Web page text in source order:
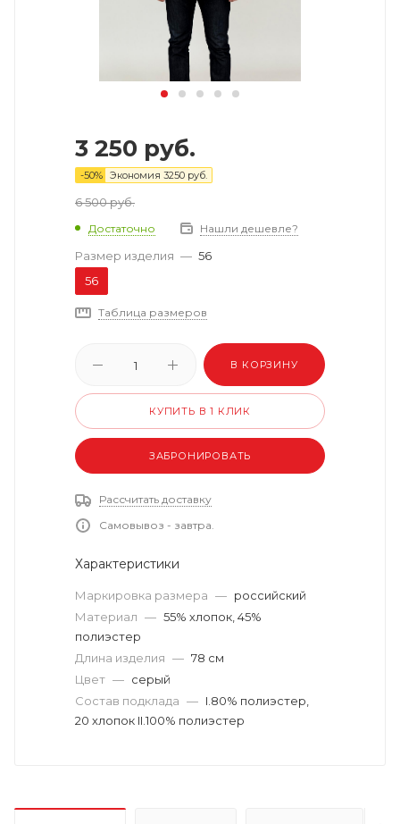
3 250 руб.
-50% Экономия 3250 руб.
6 500руб.
Достаточно Нашли дешевле?
Размер изделия — 56
56
Таблица размеров
В КОРЗИНУ
КУПИТЬ В 1 КЛИК
ЗАБРОНИРОВАТЬ
Рассчитать доставку
Самовывоз - завтра.
Характеристики
Маркировка размера — российский
Материал — 55% хлопок, 45%
полиэстер
Длина изделия — 78 см
Цвет — серый
Состав подклада — I.80% полиэстер,
20 хлопок II.100% полиэстер